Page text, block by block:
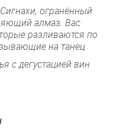
огранённый
алмаз. Вас
разливаются по
на танец
с дегустацией вин